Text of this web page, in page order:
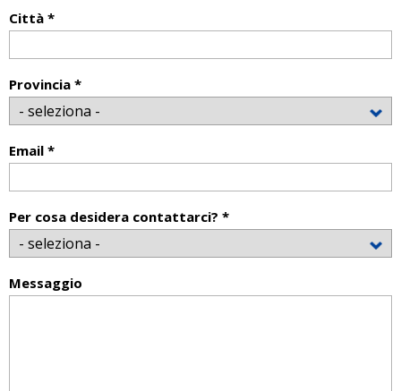
Città *
Provincia *
Email *
Per cosa desidera contattarci? *
Messaggio